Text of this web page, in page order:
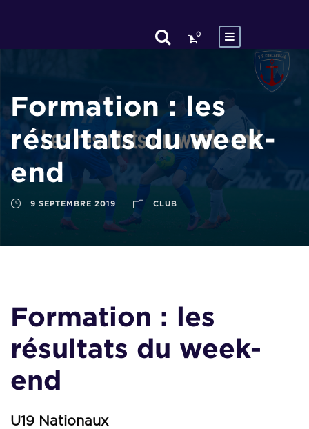
0
Formation : les
résultats du week-
end
9 SEPTEMBRE 2019 CLUB
Formation : les
résultats du week-
end
U19 Nationaux